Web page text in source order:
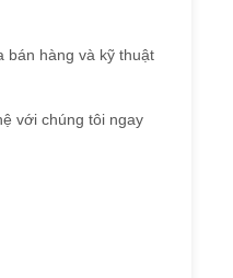
bán hàng và kỹ thuật
với chúng tôi ngay